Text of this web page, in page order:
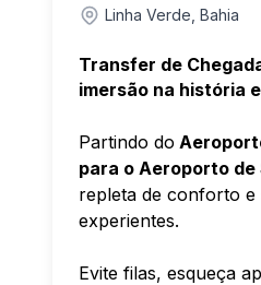
Linha Verde, Bahia
Transfer de
imersão na história
Partindo do
para o Aeroporto de
repleta de conforto e
experientes.
Evite filas, esqueça